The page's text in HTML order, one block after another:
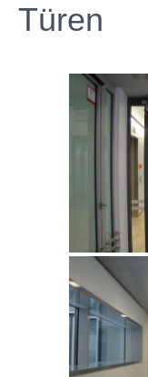
Türen